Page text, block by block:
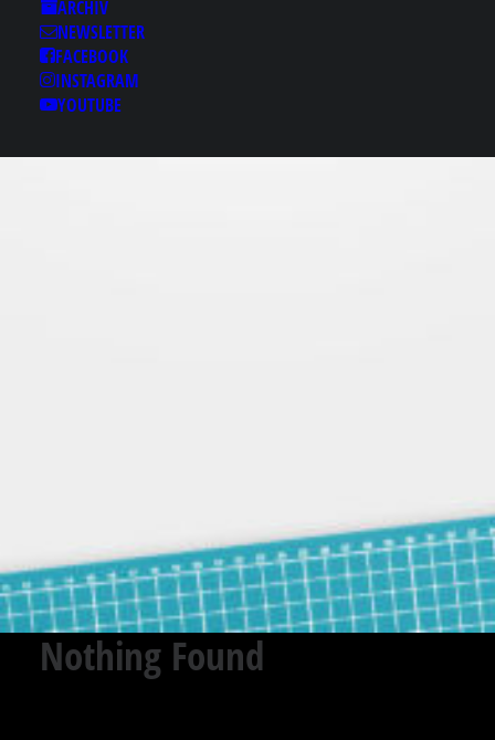
ARCHIV
NEWSLETTER
FACEBOOK
INSTAGRAM
YOUTUBE
㏏텔레room789 양천구
택배구인구직 양천구구
미호알바 양천구당일지
Nothing Found